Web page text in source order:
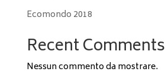
Ecomondo 2018
Recent Comments
Nessun commento da mostrare.